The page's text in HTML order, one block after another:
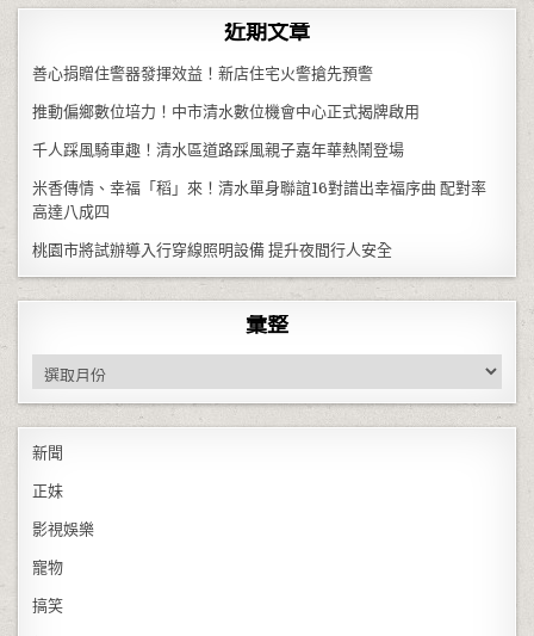
近期文章
善心捐贈住警器發揮效益！新店住宅火警搶先預警
推動偏鄉數位培力！中市清水數位機會中心正式揭牌啟用
千人踩風騎車趣！清水區道路踩風親子嘉年華熱鬧登場
米香傳情、幸福「稻」來！清水單身聯誼16對譜出幸福序曲 配對率
高達八成四
桃園市將試辦導入行穿線照明設備 提升夜間行人安全
彙整
彙整
新聞
正妹
影視娛樂
寵物
搞笑